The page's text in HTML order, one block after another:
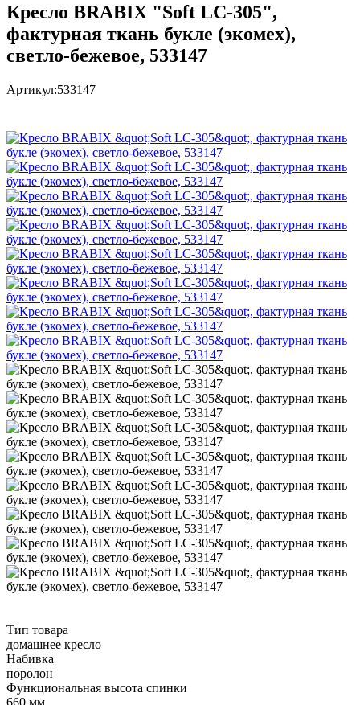
Кресло BRABIX "Soft LC-305",
фактурная ткань букле (экомех),
светло-бежевое, 533147
Артикул:533147
Тип товара
домашнее кресло
Набивка
поролон
Функциональная высота спинки
660 мм